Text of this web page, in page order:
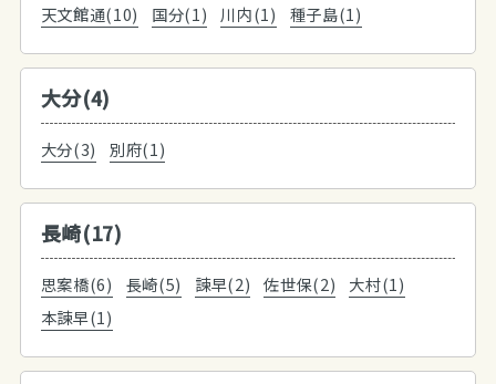
天文館通(10) 国分(1) 川内(1) 種子島(1)
大分(4)
大分(3) 別府(1)
長崎(17)
思案橋(6) 長崎(5) 諫早(2) 佐世保(2)
大村(1)
本諫早(1)